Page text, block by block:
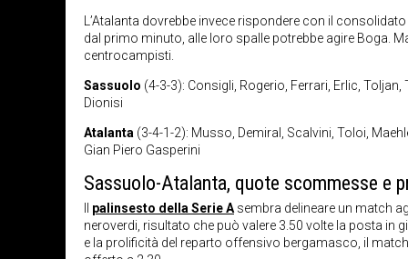
L’Atalanta dovrebbe invece rispondere con il
dal primo minuto, alle loro spalle potrebbe agire Boga.
centrocampisti.
Sassuolo (4-3-3): Consigli, Rogerio, Ferrari, Erlic, Toljan,
Dionisi
Atalanta (3-4-1-2): Musso, Demiral, Scalvini, Toloi,
Gian Piero Gasperini
Sassuolo-Atalanta, quote scommesse e
Il palinsesto della Serie A sembra delineare un match
neroverdi, risultato che può valere 3.50 volte la posta in
e la prolificità del reparto offensivo bergamasco, il match